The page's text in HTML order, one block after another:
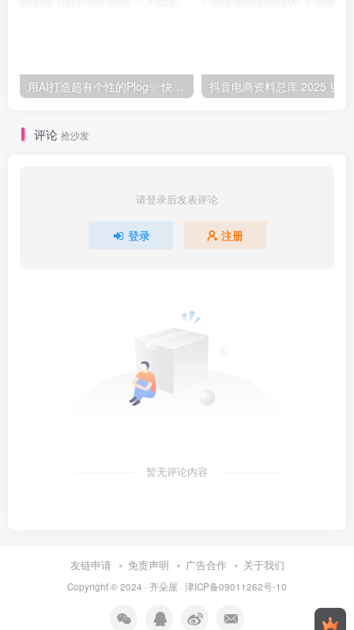
用AI打造超有个性的Plog✨ 快收藏这份【提示词】秘籍！
评论 抢沙发
请登录后发表评论
登录 注册
暂无评论内容
友链申请 免责声明 广告合作 关于我们
Copyright © 2024 · 齐朵屋 · 津ICP备09011262号-10